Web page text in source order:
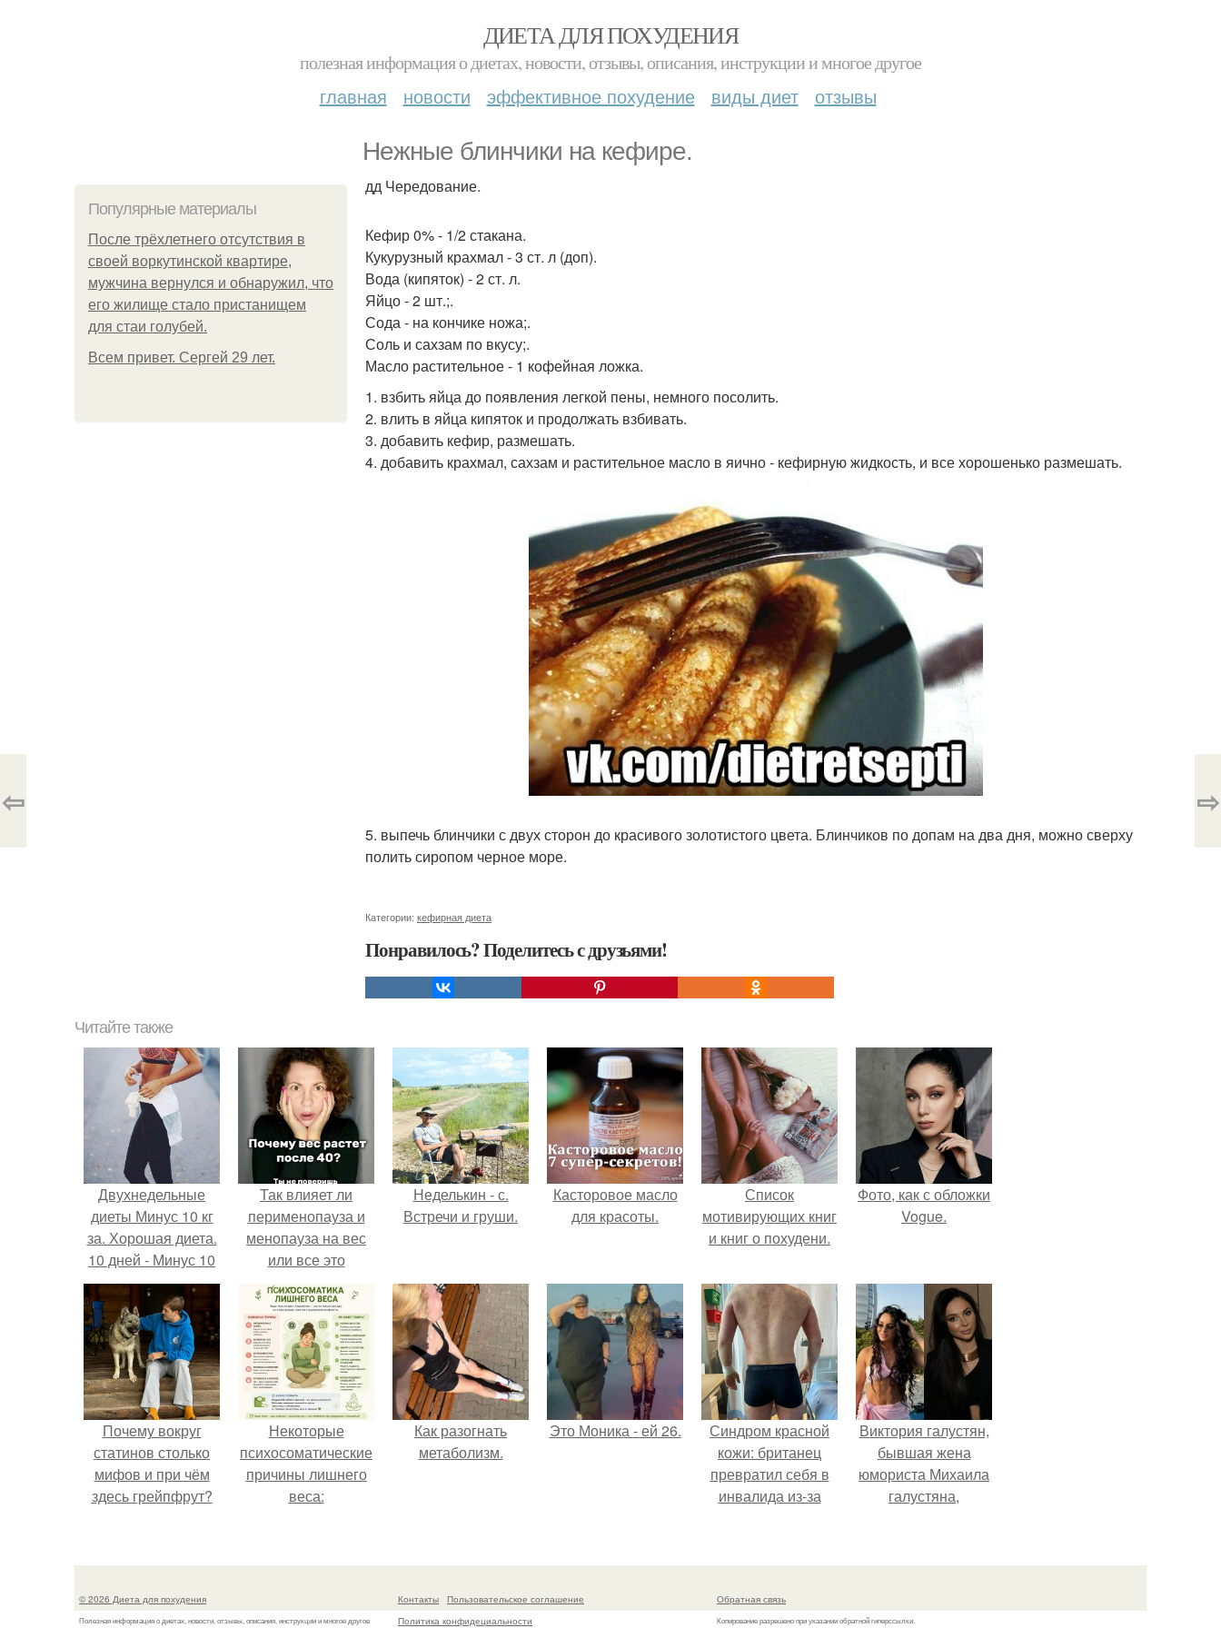
ДИЕТА ДЛЯ ПОХУДЕНИЯ
полезная информация о диетах, новости, отзывы, описания, инструкции и многое другое
главная новости эффективное похудение виды диет отзывы
Нежные блинчики на кефире.
Популярные материалы
После трёхлетнего отсутствия в
своей воркутинской квартире,
мужчина вернулся и обнаружил, что
его жилище стало пристанищем
для стаи голубей.
Всем привет. Сергей 29 лет.
дд Чередование.
Кефир 0% - 1/2 стакана.
Кукурузный крахмал - 3 ст. л (доп).
Вода (кипяток) - 2 ст. л.
Яйцо - 2 шт.;.
Сода - на кончике ножа;.
Соль и сахзам по вкусу;.
Масло растительное - 1 кофейная ложка.
1. взбить яйца до появления легкой пены, немного посолить.
2. влить в яйца кипяток и продолжать взбивать.
3. добавить кефир, размешать.
4. добавить крахмал, сахзам и растительное масло в яично - кефирную жидкость, и все хорошенько размешать.
5. выпечь блинчики с двух сторон до красивого золотистого цвета. Блинчиков по допам на два дня, можно сверху
полить сиропом черное море.
Категории: кефирная диета
Понравилось? Поделитесь с друзьями!
⇦ ⇨
Читайте также
Двухнедельные
диеты Минус 10 кг
за. Хорошая диета.
10 дней - Минус 10
кг.
Так влияет ли
перименопауза и
менопауза на вес
или все это
ерунда?
Неделькин - с.
Встречи и груши.
Касторовое масло
для красоты.
Список
мотивирующих книг
и книг о похудени.
Фото, как с обложки
Vogue.
Почему вокруг
статинов столько
мифов и при чём
здесь грейпфрут?
Некоторые
психосоматические
причины лишнего
веса:
Как разогнать
метаболизм.
Это Моника - ей 26.
Синдром красной
кожи: британец
превратил себя в
инвалида из-за
мази.
Виктория галустян,
бывшая жена
юмориста Михаила
галустяна,
последствиях
© 2026 Диета для похудения
Полезная информация о диетах, новости, отзывы, описания, инструкции и многое другое
Контакты
Пользовательское соглашение
Политика конфидециальности
Обратная связь
Копирование разрешено при указании обратной гиперссылки.